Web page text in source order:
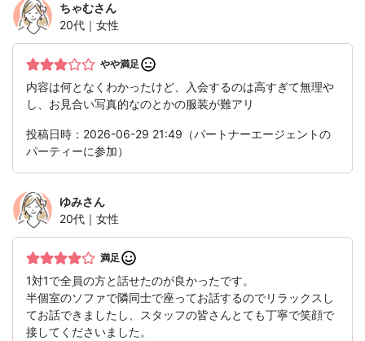
ちゃむさん
20代｜女性
やや満足
内容は何となくわかったけど、入会するのは高すぎて無理や
し、お見合い写真的なのとかの服装が難アリ
投稿日時：2026-06-29 21:49（パートナーエージェントの
パーティーに参加）
ゆみさん
20代｜女性
満足
1対1で全員の方と話せたのが良かったです。
半個室のソファで隣同士で座ってお話するのでリラックスし
てお話できましたし、スタッフの皆さんとても丁寧で笑顔で
接してくださいました。